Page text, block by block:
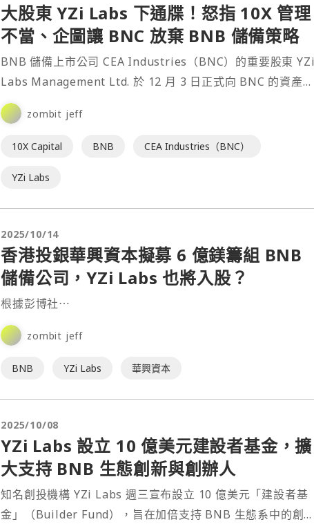
大股東 YZi Labs 下通牒！怒指 10X 管理
不當、企圖讓 BNC 放棄 BNB 儲備策略
BNB 儲備上市公司 CEA Industries（BNC）的重要股東 YZi
Labs Management Ltd. 於 12 月 3 日正式向 BNC 的資產管
理方 10X Capital 發出《糾正行動通知書》，⋯
zombit jeff
10X Capital BNB CEA Industries（BNC）
YZi Labs
2025/10/14
香港投銀華興資本擬募 6 億鎂籌組 BNB
儲備公司，YZi Labs 也將入股？
根據彭博社⋯
zombit jeff
BNB YZi Labs 華興資本
2025/10/08
YZi Labs 設立 10 億美元建設者基金，擴
大支持 BNB 生態創新與創辦人
知名創投機構 YZi Labs 週三宣布設立 10 億美元「建設者基
金」（Builder Fund），旨在加倍支持 BNB 生態系中的創辦